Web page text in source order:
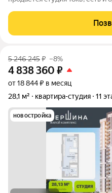
5 246 245₽ –8%
4 838 360 ₽
от 18 844 ₽ в месяц
28,1 м²
квартира-студия 11
новостройка